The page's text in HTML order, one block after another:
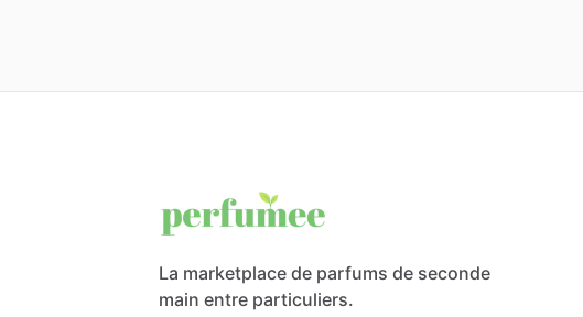
La marketplace de parfums de seconde
main entre particuliers.